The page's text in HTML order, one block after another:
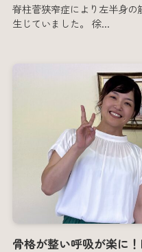
脊柱菅狭窄症により左半身
生じていました。 徐...
骨格が整い呼吸が楽に